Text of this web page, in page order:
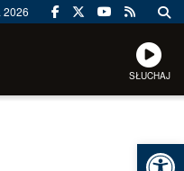
2026
SŁUCHAJ